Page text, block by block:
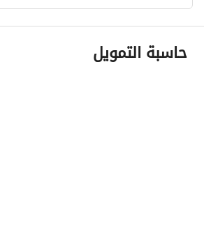
معلومات مسؤول الإعلان
اسم المسؤول
حاسبة التمويل